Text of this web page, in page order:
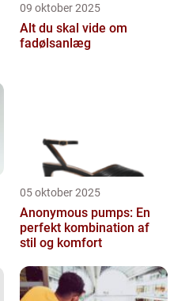
09 oktober 2025
Alt du skal vide om
fadølsanlæg
05 oktober 2025
Anonymous pumps: En
perfekt kombination af
stil og komfort